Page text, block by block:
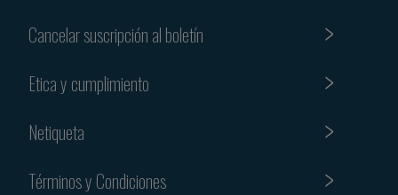
Cancelar suscripción al boletín
Etica y cumplimiento
Netiqueta
Términos y Condiciones